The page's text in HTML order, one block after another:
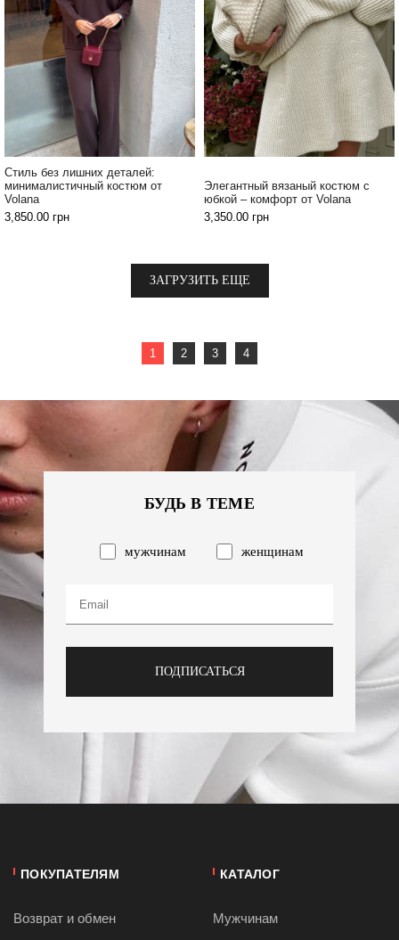
Стиль без лишних деталей:
минималистичный костюм от
Volana
3,850.00 грн
Элегантный вязаный костюм с
юбкой – комфорт от Volana
3,350.00 грн
ЗАГРУЗИТЬ ЕЩЕ
1 2 3 4
БУДЬ В ТЕМЕ
мужчинам женщинам
ПОДПИСАТЬСЯ
ПОКУПАТЕЛЯМ
Возврат и обмен
КАТАЛОГ
Мужчинам